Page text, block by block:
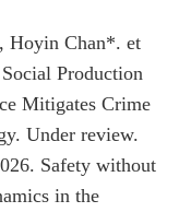
Hoyin Chan*. et
Production
Mitigates Crime
. Under review.
Safety without
in the